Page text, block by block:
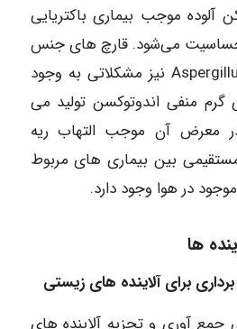
آلوده موجب بیماری باکتریایی
حساسیت می‌شود. قارچ‌ های جنس‌
های Penicillium و Aspergillus نیز مشکلاتی به وجود
گرم منفی اندوتوکسن تولید می‌
معرض آن موجب التهاب ریه
بین بیماری ‌های مربوط
در هوا وجود دارد.
‌ها
برای آلاینده ‌های زیستی